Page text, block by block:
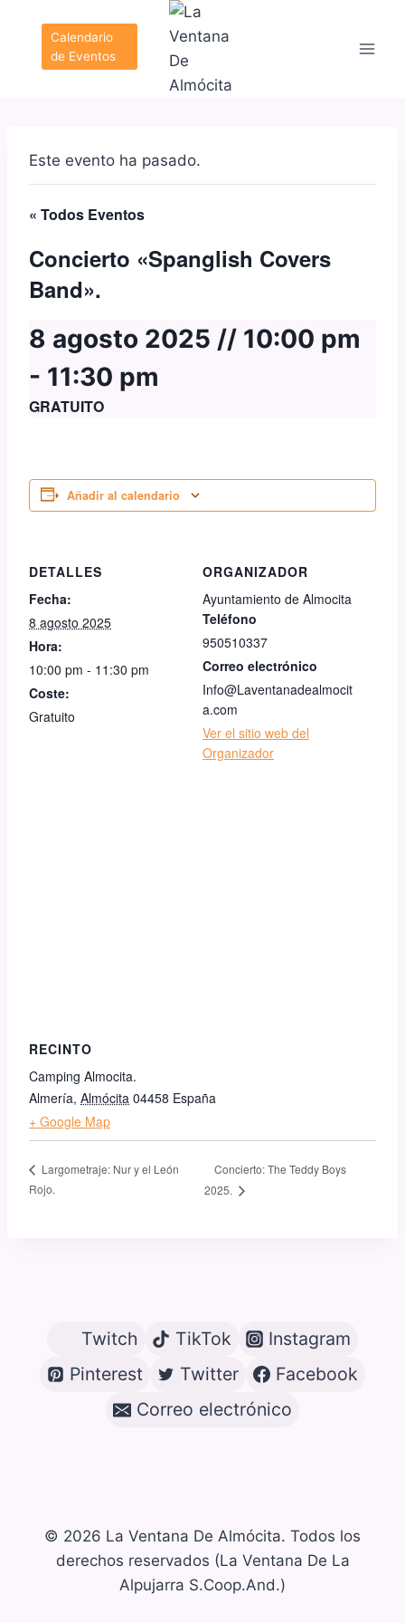
contenido
Calendario
de Eventos
Este evento ha pasado.
« Todos Eventos
Concierto «Spanglish Covers
Band».
8 agosto 2025 // 10:00 pm
- 11:30 pm
GRATUITO
Añadir al calendario
DETALLES
Fecha:
8 agosto 2025
Hora:
10:00 pm - 11:30 pm
Coste:
Gratuito
ORGANIZADOR
Ayuntamiento de Almocita
Teléfono
950510337
Correo electrónico
Info@Laventanadealmocit
a.com
Ver el sitio web del
Organizador
RECINTO
Camping Almocita.
Almería, Almócita 04458 España
+ Google Map
Largometraje: Nur y el León
Rojo.
Concierto: The Teddy Boys
2025.
Twitch TikTok
Instagram
Pinterest
Twitter
Facebook
Correo electrónico
© 2026 La Ventana De Almócita. Todos los
derechos reservados (La Ventana De La
Alpujarra S.Coop.And.)